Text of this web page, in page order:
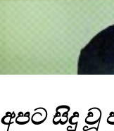
අපට සිදු වූ